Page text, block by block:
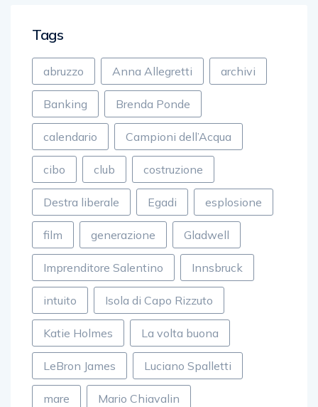
Tags
abruzzo Anna Allegretti archivi
Banking Brenda Ponde
calendario Campioni dell’Acqua
cibo club costruzione
Destra liberale Egadi esplosione
film generazione Gladwell
Imprenditore Salentino Innsbruck
intuito Isola di Capo Rizzuto
Katie Holmes La volta buona
LeBron James Luciano Spalletti
mare Mario Chiavalin